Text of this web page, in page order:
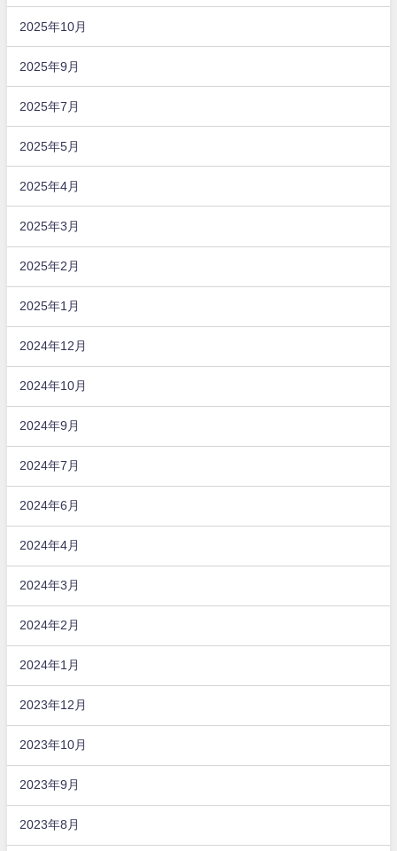
2025年10月
2025年9月
2025年7月
2025年5月
2025年4月
2025年3月
2025年2月
2025年1月
2024年12月
2024年10月
2024年9月
2024年7月
2024年6月
2024年4月
2024年3月
2024年2月
2024年1月
2023年12月
2023年10月
2023年9月
2023年8月